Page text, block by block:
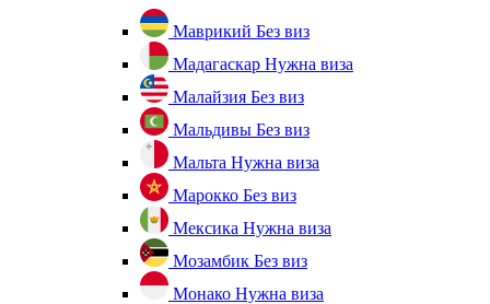
Маврикий Без виз
Мадагаскар Нужна виза
Малайзия Без виз
Мальдивы Без виз
Мальта Нужна виза
Марокко Без виз
Мексика Нужна виза
Мозамбик Без виз
Монако Нужна виза